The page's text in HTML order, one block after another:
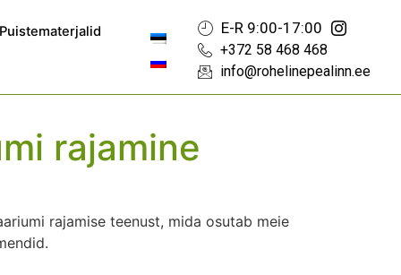
E-R 9:00-17:00
+372 58 468 468
info@rohelinepealinn.ee
rajamine
rajamise teenust, mida osutab meie